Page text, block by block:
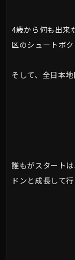
4歳から何も出来
区のシュートボ
そして、全日本
誰もがスタート
ドンと成長して